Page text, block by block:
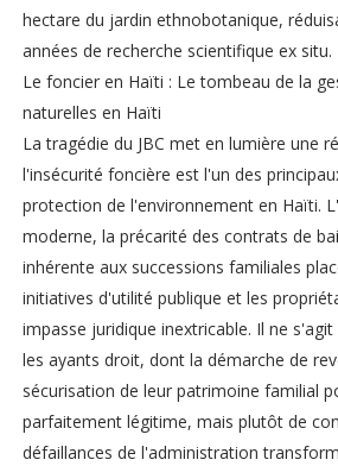
hectare du jardin ethnobotanique,
années de recherche scientifique ex situ.
Le foncier en Haïti : Le tombeau de la
naturelles en Haïti
La tragédie du JBC met en lumière une
l'insécurité foncière est l'un des
protection de l'environnement en Haïti.
moderne, la précarité des contrats de
inhérente aux successions familiales
initiatives d'utilité publique et les
impasse juridique inextricable. Il ne
les ayants droit, dont la démarche de
sécurisation de leur patrimoine familial
parfaitement légitime, mais plutôt de
défaillances de l'administration